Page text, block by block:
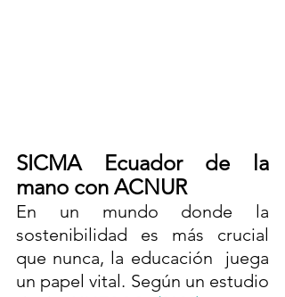
SICMA Ecuador de la
mano con ACNUR
En un mundo donde la
sostenibilidad es más crucial
que nunca, la educación  juega
un papel vital. Según un estudio